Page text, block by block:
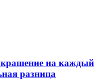
на каждый
разница